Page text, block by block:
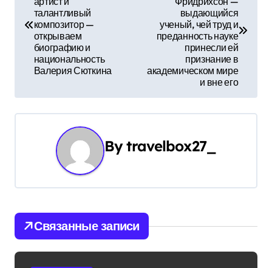
в
а
о
з
талантливый
композитор —
открываем
биографию и
национальность
Валерия Сюткина
выдающийся
ученый, чей труд и
преданность науке
принесли ей
признание в
академическом мире
и вне его
Bytravelbox27_
Связанные записи